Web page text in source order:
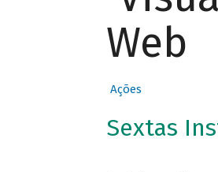
Web
Ações
Sextas